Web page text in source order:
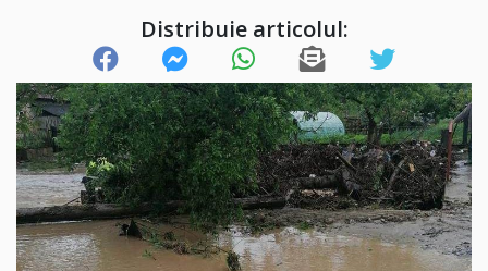
Distribuie articolul: